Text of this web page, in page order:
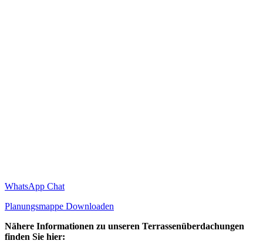
WhatsApp Chat
Planungsmappe Downloaden
Nähere Informationen zu unseren Terrassenüberdachungen
finden Sie hier: